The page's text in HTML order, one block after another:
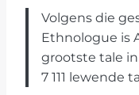
Volgens die
Ethnologue is
grootste tale in
7 111 lewende